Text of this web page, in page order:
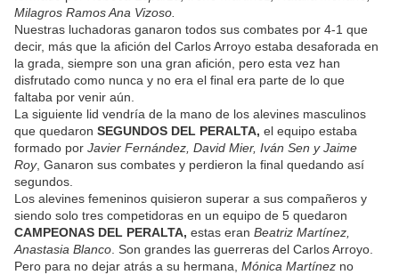
Milagros Ramos Ana Vizoso.
Nuestras luchadoras ganaron todos sus combates por 4-1 que
decir, más que la afición del Carlos Arroyo estaba desaforada en
la grada, siempre son una gran afición, pero esta vez han
disfrutado como nunca y no era el final era parte de lo que
faltaba por venir aún.
La siguiente lid vendría de la mano de los alevines masculinos
que quedaron SEGUNDOS DEL PERALTA, el equipo estaba
formado por Javier Fernández, David Mier, Iván Sen y Jaime
Roy, Ganaron sus combates y perdieron la final quedando así
segundos.
Los alevines femeninos quisieron superar a sus compañeros y
siendo solo tres competidoras en un equipo de 5 quedaron
CAMPEONAS DEL PERALTA, estas eran Beatriz Martínez,
Anastasia Blanco . Son grandes las guerreras del Carlos Arroyo.
Pero para no dejar atrás a su hermana, Mónica Martínez no